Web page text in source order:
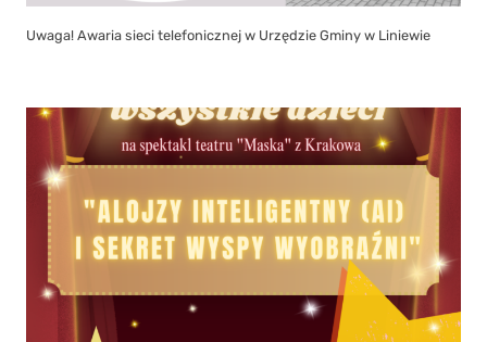
Uwaga! Awaria sieci telefonicznej w Urzędzie Gminy w Liniewie